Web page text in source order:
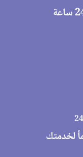
لخدمتك